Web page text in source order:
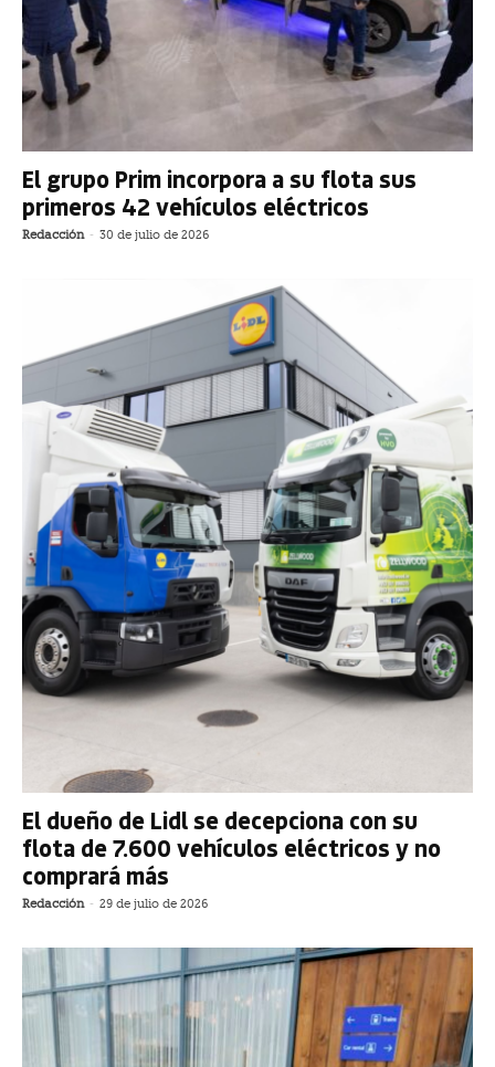
El grupo Prim incorpora a su flota sus
primeros 42 vehículos eléctricos
Redacción - 30 de julio de 2026
El dueño de Lidl se decepciona con su
flota de 7.600 vehículos eléctricos y no
comprará más
Redacción - 29 de julio de 2026